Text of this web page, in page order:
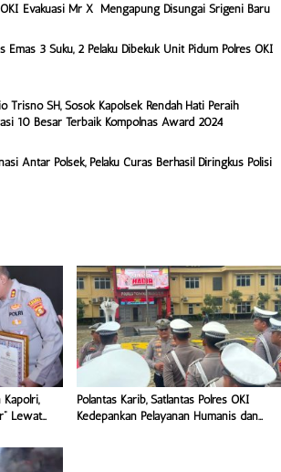
OKI Evakuasi Mr X Mengapung Disungai Srigeni Baru
Emas 3 Suku, 2 Pelaku Dibekuk Unit Pidum Polres OKI
Trisno SH, Sosok Kapolsek Rendah Hati Peraih
10 Besar Terbaik Kompolnas Award 2024
Antar Polsek, Pelaku Curas Berhasil Diringkus Polisi
Kapolri,
Lewat
Polantas Karib, Satlantas Polres OKI
Kedepankan Pelayanan Humanis dan